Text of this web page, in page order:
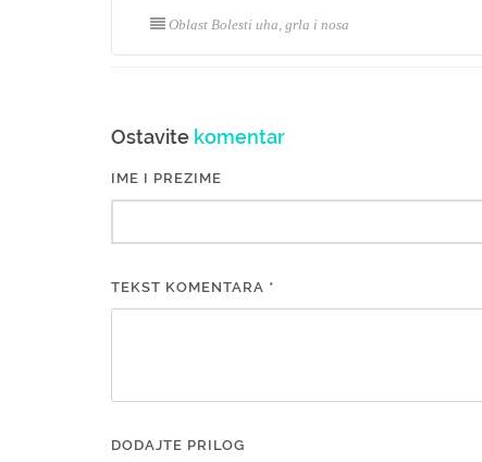
Oblast Bolesti uha, grla i nosa
Ostavite komentar
IME I PREZIME
TEKST KOMENTARA *
DODAJTE PRILOG